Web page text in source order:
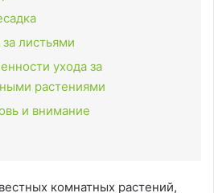
за листьями
ухода за
растениями
и внимание
комнатных растений,